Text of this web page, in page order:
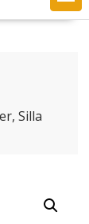
Silla